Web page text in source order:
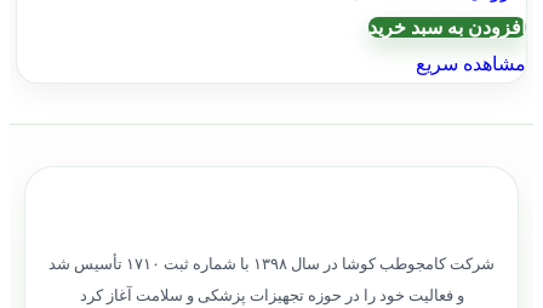
افزودن به سبد خرید
مشاهده سریع
شرکت کامجوطب کوشا در سال ۱۳۹۸ با شماره ثبت ۱۷۱۰ تأسیس شد
و فعالیت خود را در حوزه تجهیزات پزشکی و سلامت آغاز کرد